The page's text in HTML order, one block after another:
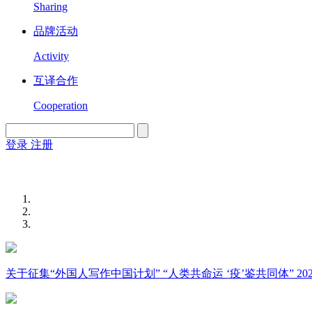
Sharing
品牌活动
Activity
互译合作
Cooperation
登录 注册
关于征集“外国人写作中国计划” “人类共命运 ‘疫’鉴共同体”